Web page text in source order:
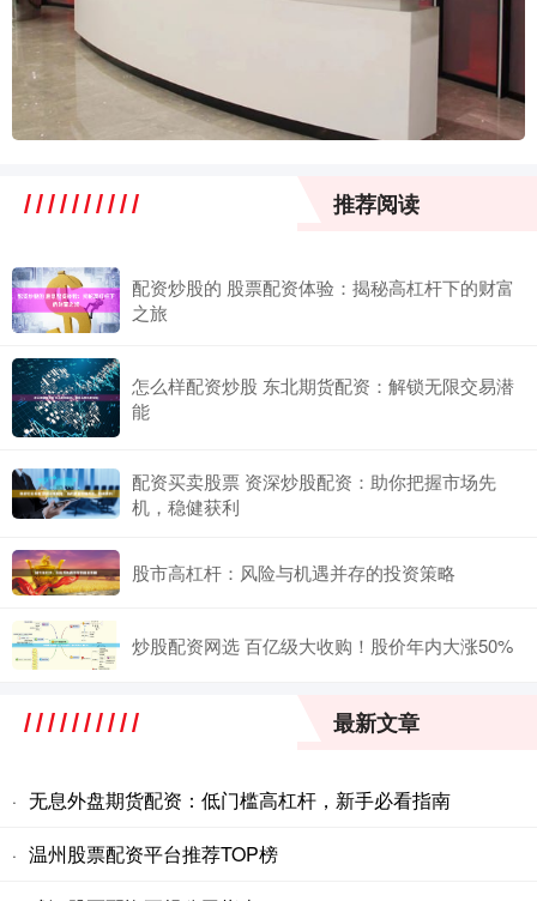
推荐阅读
配资炒股的 股票配资体验：揭秘高杠杆下的财富
之旅
怎么样配资炒股 东北期货配资：解锁无限交易潜
能
配资买卖股票 资深炒股配资：助你把握市场先
机，稳健获利
股市高杠杆：风险与机遇并存的投资策略
炒股配资网选 百亿级大收购！股价年内大涨50%
最新文章
· 无息外盘期货配资：低门槛高杠杆，新手必看指南
· 温州股票配资平台推荐TOP榜